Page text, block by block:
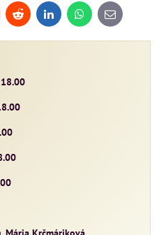
Reddit LinkedInWhatsApp
E-
mail